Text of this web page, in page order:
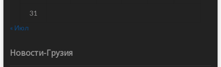
31
« Июл
Новости-Грузия